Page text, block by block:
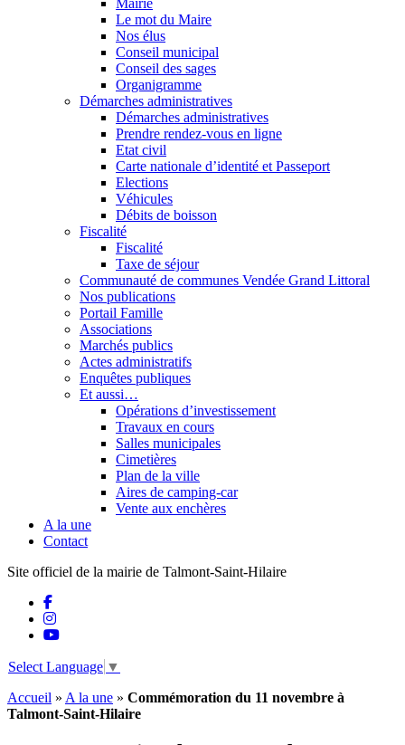
Mairie
Le mot du Maire
Nos élus
Conseil municipal
Conseil des sages
Organigramme
Démarches administratives
Démarches administratives
Prendre rendez-vous en ligne
Etat civil
Carte nationale d’identité et Passeport
Elections
Véhicules
Débits de boisson
Fiscalité
Fiscalité
Taxe de séjour
Communauté de communes Vendée Grand Littoral
Nos publications
Portail Famille
Associations
Marchés publics
Actes administratifs
Enquêtes publiques
Et aussi…
Opérations d’investissement
Travaux en cours
Salles municipales
Cimetières
Plan de la ville
Aires de camping-car
Vente aux enchères
A la une
Contact
Site officiel de la mairie de Talmont-Saint-Hilaire
Select Language ▼
Accueil » A la une » Commémoration du 11 novembre à
Talmont-Saint-Hilaire